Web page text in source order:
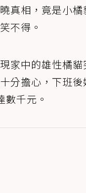
真相，竟是小
不得。
家中的雄性橘
分擔心，下班
千元。